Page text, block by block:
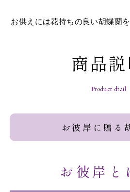
お供えには花持ちの良い胡蝶蘭を
商品
Product dtail
お彼岸に贈る
お彼岸と